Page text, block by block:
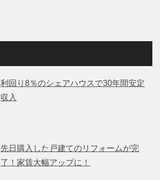
利回り8％のシェアハウスで30年間安定
収入
先日購入した戸建てのリフォームが完
了！家賃大幅アップに！